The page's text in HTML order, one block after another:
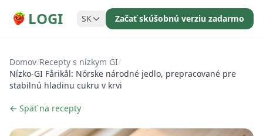
LOGI SK Začať skúšobnú verziu zadarmo
Domov/Recepty s nízkym GI/
Nízko-GI Fårikål: Nórske národné jedlo, prepracované pre
stabilnú hladinu cukru v krvi
← Späť na recepty